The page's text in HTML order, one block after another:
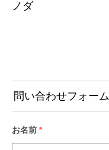
ノダ
問い合わせフォーム
お名前 *